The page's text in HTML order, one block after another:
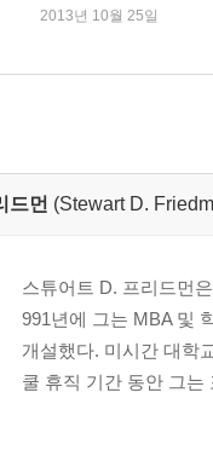
하라
하는가
하는가
어라
털의 힘
로 들어서는 열쇠, 대화
트셀러 되다!
2013년 10월 25일
드먼 (Stewart D.
스튜어트 D. 프리드먼
991년에 그는 MBA 및
개설했다. 미시간 대학
쿨 휴직 기간 동안 그는